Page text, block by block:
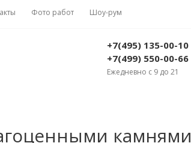
Фото работ Шоу-рум
+7(495) 135-00-10
+7(499) 550-00-66
Ежедневно с 9 до 21
камнями